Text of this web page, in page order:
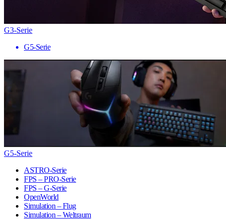
G3-Serie
G5-Serie
G5-Serie
ASTRO-Serie
FPS – PRO-Serie
FPS – G-Serie
OpenWorld
Simulation – Flug
Simulation – Weltraum